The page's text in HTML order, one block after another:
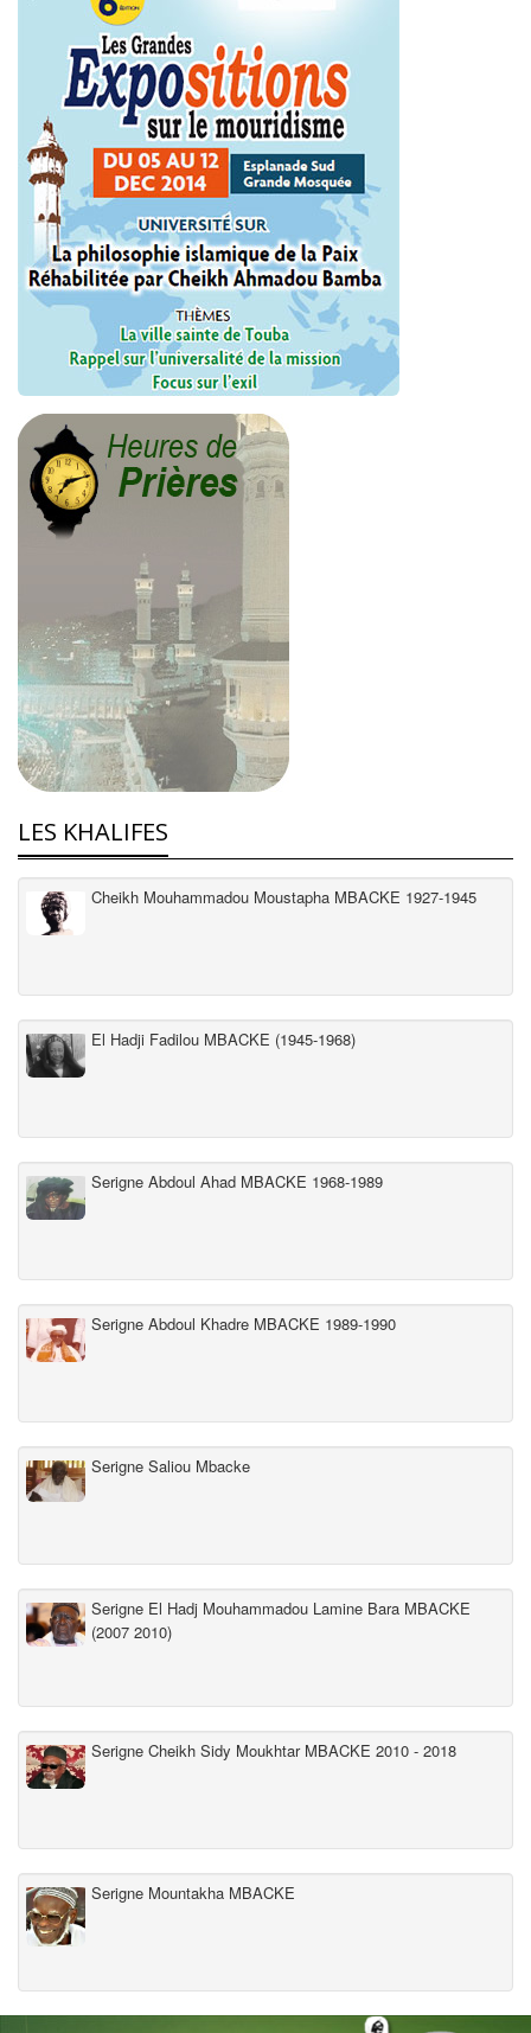
LES KHALIFES
Cheikh Mouhammadou Moustapha MBACKE 1927-1945
El Hadji Fadilou MBACKE (1945-1968)
Serigne Abdoul Ahad MBACKE 1968-1989
Serigne Abdoul Khadre MBACKE 1989-1990
Serigne Saliou Mbacke
Serigne El Hadj Mouhammadou Lamine Bara MBACKE
(2007 2010)
Serigne Cheikh Sidy Moukhtar MBACKE 2010 - 2018
Serigne Mountakha MBACKE